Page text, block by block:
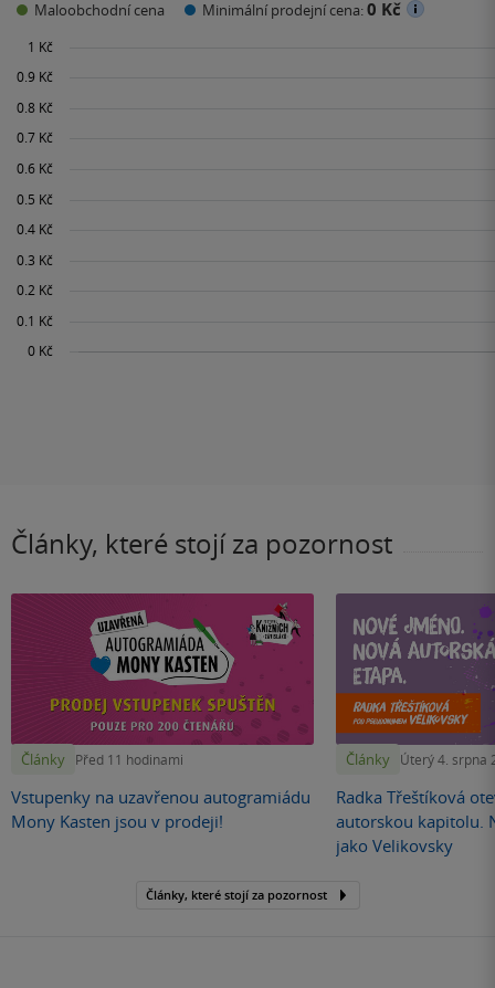
Maloobchodní cena Minimální prodejní cena:0 Kč
Články, které stojí za pozornost
Články Před 11 hodinami
Vstupenky na uzavřenou autogramiádu
Mony Kasten jsou v prodeji!
Články Úterý 4. srpna
Radka Třeštíková
autorskou kapitolu.
jako Velikovsky
Články, které stojí za pozornost